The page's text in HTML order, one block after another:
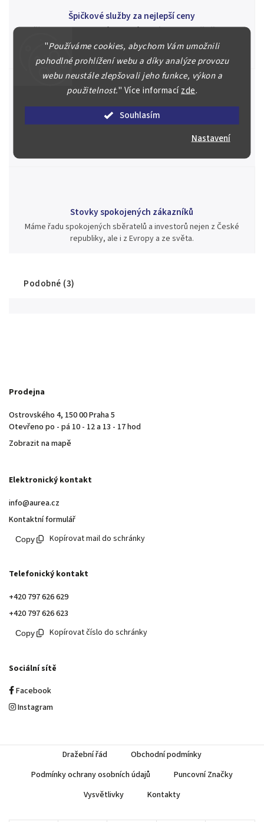
"Používáme cookies, abychom Vám umožnili
pohodlné prohlížení webu a díky analýze provozu
webu neustále zlepšovali jeho funkce, výkon a
použitelnost." Více informacízde.
Souhlasím
Nastavení
Špičkové služby za nejlepší ceny
Náš kolektiv specialistů a znalců se Vám bude plně věnovat.
Posoudíme kvalitu a pravost Vašeho materiálu, prodáme v naší
aukci nebo Vám poradíme kam investovat.
Jsme zde pro Vás nepřetržitě již od roku 2000
Během té doby jsme v našich aukcích prodali významné sbírky i
jednotlivé kusy unikátních mincí, bankovek, řádů a vyznamenání
Stovky spokojených zákazníků
Máme řadu spokojených sběratelů a investorů nejen z České
republiky, ale i z Evropy a ze světa.
Podobné (3)
Prodejna
Ostrovského 4, 150 00 Praha 5
Otevřeno po - pá 10 - 12 a 13 - 17 hod
Zobrazit na mapě
Elektronický kontakt
info@aurea.cz
Kontaktní formulář
Kopírovat mail do schránky
Telefonický kontakt
+420 797 626 629
+420 797 626 623
Kopírovat číslo do schránky
Sociální sítě
Facebook
Instagram
Dražební řád
Obchodní podmínky
Podmínky ochrany osobních údajů
Puncovní Značky
Vysvětlivky
Kontakty